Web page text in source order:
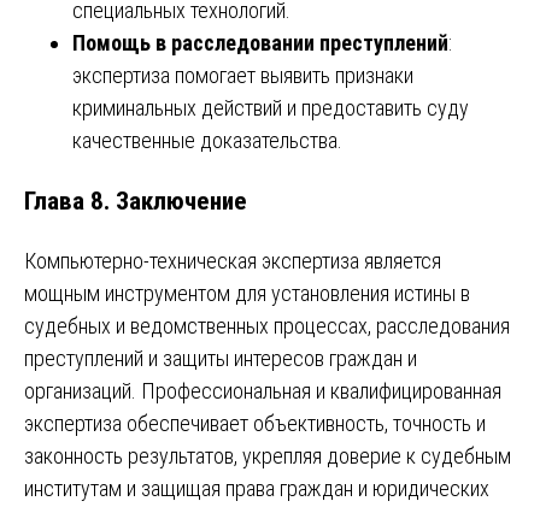
специальных технологий.
Помощь в расследовании преступлений:
экспертиза помогает выявить признаки
криминальных действий и предоставить суду
качественные доказательства.
Глава 8. Заключение
Компьютерно-техническая экспертиза является
мощным инструментом для установления истины в
судебных и ведомственных процессах, расследования
преступлений и защиты интересов граждан и
организаций. Профессиональная и квалифицированная
экспертиза обеспечивает объективность, точность и
законность результатов, укрепляя доверие к судебным
институтам и защищая права граждан и юридических